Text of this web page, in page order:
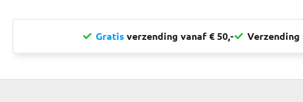
Gratis verzending vanaf € 50,- Verzending